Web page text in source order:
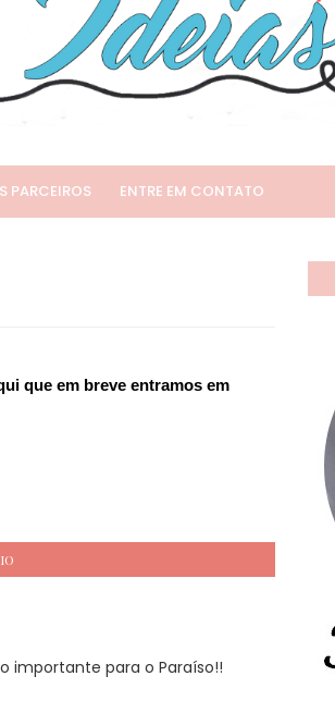
PARCEIROS ENTRE EM CONTATO
que em breve entramos em
importante para o Paraíso!!